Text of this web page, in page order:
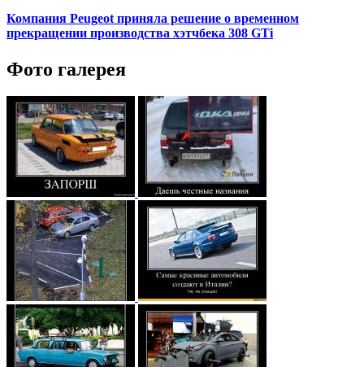
Компания Peugeot приняла решение о временном
прекращении производства хэтчбека 308 GTi
Фото галерея